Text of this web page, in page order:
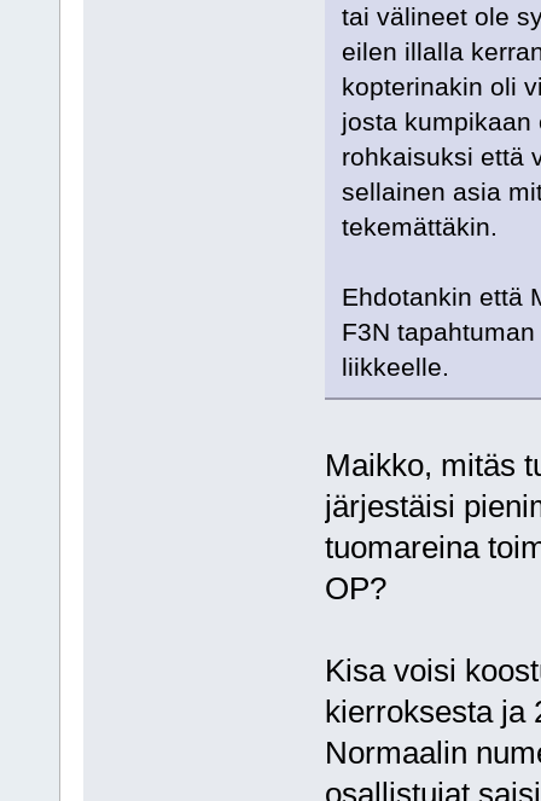
tai välineet ole
eilen illalla
kopterinakin oli
josta
rohkaisuksi että
sellainen asia
tekemättäkin.
Ehdotankin että
F3N
liikkeelle.
Maikko, mitäs
järjestäisi
tuomareina
OP?
Kisa voisi
kierroksesta ja
Normaalin
osallistujat